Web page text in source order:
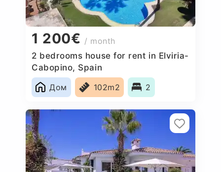
1 200€ / month
2 bedrooms house for rent in Elviria-
Cabopino, Spain
Дом
102m2 2